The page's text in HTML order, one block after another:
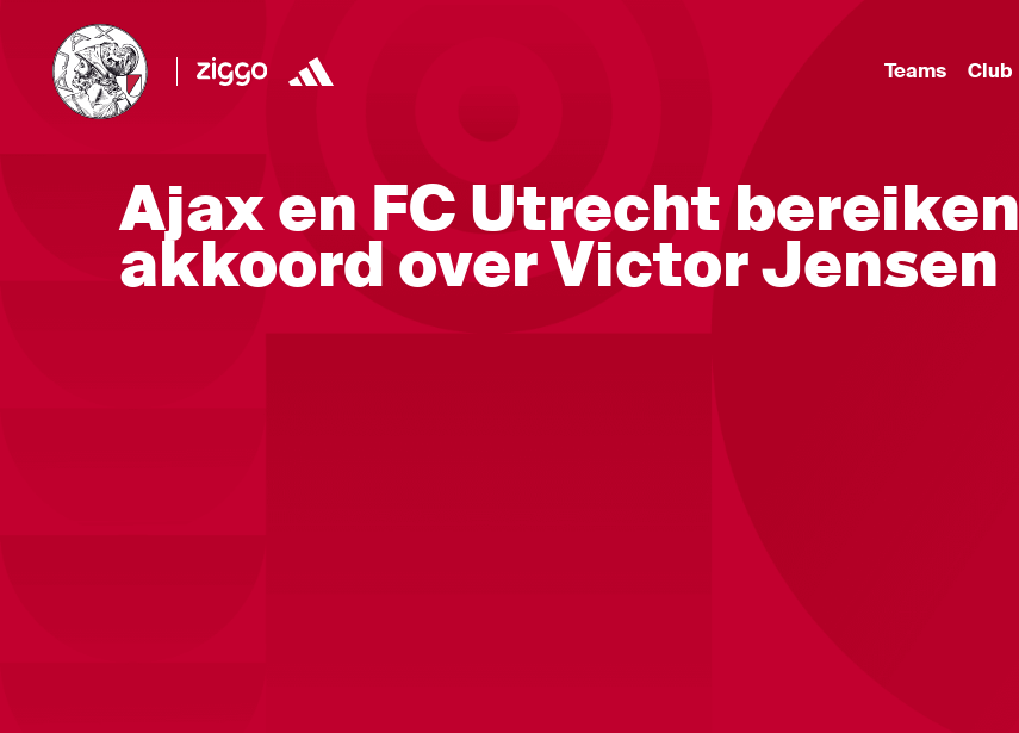
Teams Club
Ajax en FC Utrecht bereiken
akkoord over Victor Jensen